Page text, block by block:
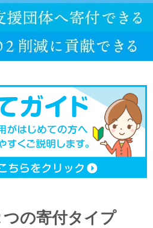
の寄付タイプ